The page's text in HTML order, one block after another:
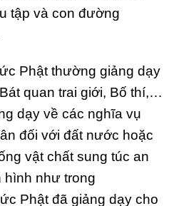
tập và con đường
Phật thường giảng dạy
quan trai giới, Bố thí,…
dạy về các nghĩa vụ
đối với đất nước hoặc
vật chất sung túc an
hình như trong
Phật đã giảng dạy cho